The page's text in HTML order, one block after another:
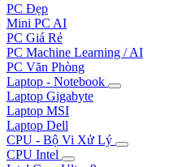
PC Đẹp
Mini PC AI
PC Giá Rẻ
PC Machine Learning / AI
PC Văn Phòng
Laptop - Notebook
Laptop Gigabyte
Laptop MSI
Laptop Dell
CPU - Bộ Vi Xử Lý
CPU Intel